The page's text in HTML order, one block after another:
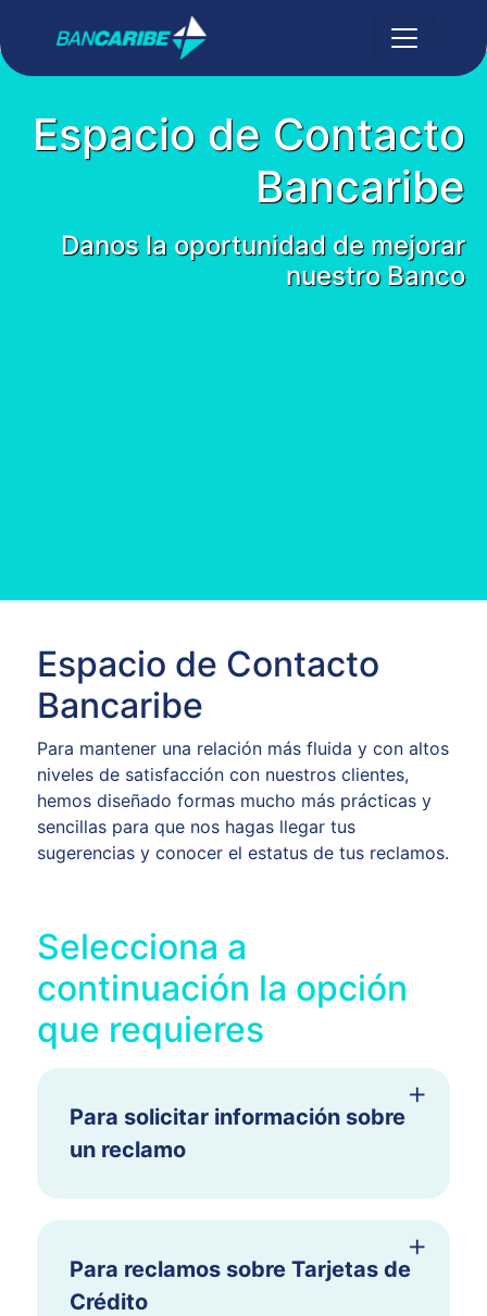
Espacio de Contacto
Bancaribe
Danos la oportunidad de mejorar
nuestro Banco
Espacio de Contacto
Bancaribe
Para mantener una relación más fluida y con altos
niveles de satisfacción con nuestros clientes,
hemos diseñado formas mucho más prácticas y
sencillas para que nos hagas llegar tus
sugerencias y conocer el estatus de tus reclamos.
Selecciona a
continuación la opción
que requieres
Para solicitar información sobre
un reclamo
Para reclamos sobre Tarjetas de
Crédito